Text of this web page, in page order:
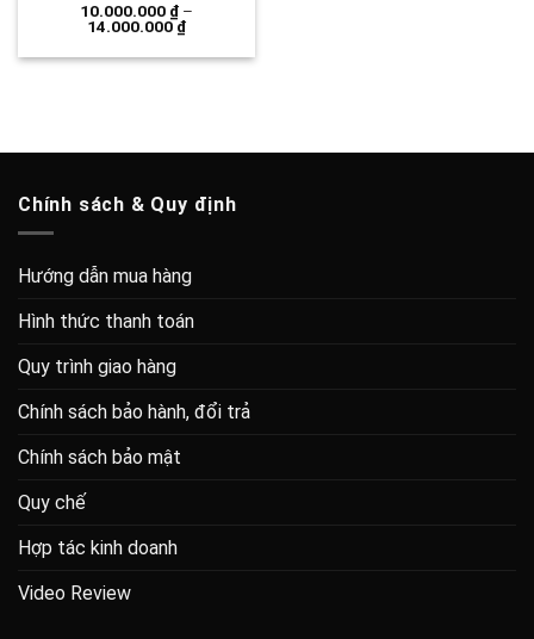
10.000.000 ₫ –
14.000.000₫
Chính sách & Quy định
Hướng dẫn mua hàng
Hình thức thanh toán
Quy trình giao hàng
Chính sách bảo hành, đổi trả
Chính sách bảo mật
Quy chế
Hợp tác kinh doanh
Video Review